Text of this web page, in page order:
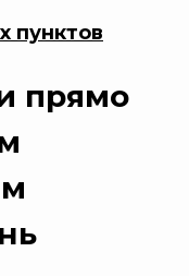
пунктов
прямо